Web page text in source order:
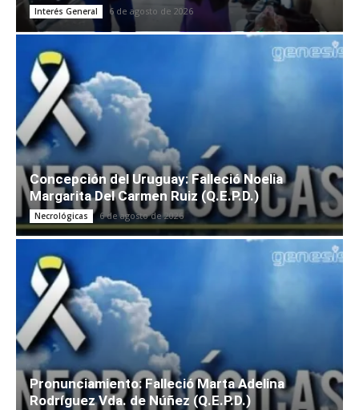
Interés General 6 de agosto de 2026
Concepción del Uruguay: Falleció Noelia
Margarita Del Carmen Ruiz (Q.E.P.D.)
Necrológicas 6 de agosto de 2026
Pronunciamiento: Falleció Marta Adelina
Rodríguez Vda. de Núñez (Q.E.P.D.)